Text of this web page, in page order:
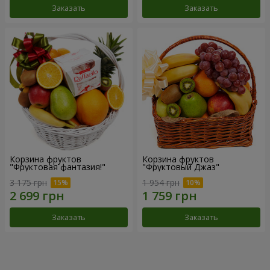
Заказать Заказать
Корзина фруктов
"Фруктовая фантазия!"
3 175 грн
Заказать
Корзина фруктов
"Фруктовый Джаз"
1 954 грн
Заказать